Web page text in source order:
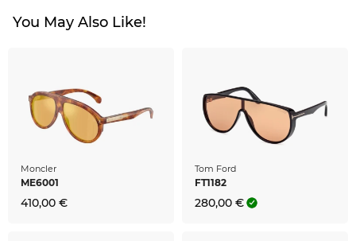
You May Also Like!
Moncler
ME6001
410,00 €
Tom Ford
FT1182
280,00 €